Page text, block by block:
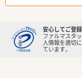
安心してご登
ファルマスタ
人情報を適切
ています。